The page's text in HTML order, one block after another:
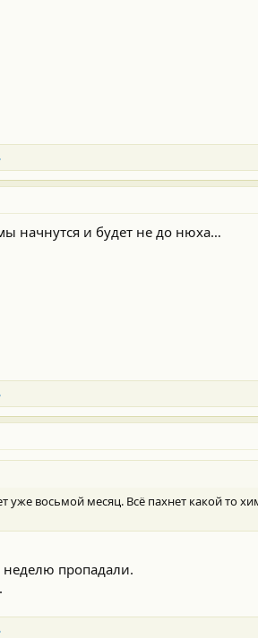
начнутся и будет не до нюха…
уже восьмой месяц. Всё пахнет какой то
неделю пропадали.